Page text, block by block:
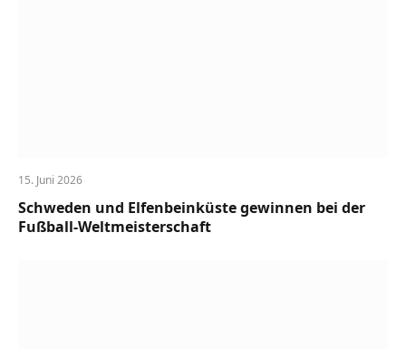
15. Juni 2026
Schweden und Elfenbeinküste gewinnen bei der
Fußball-Weltmeisterschaft